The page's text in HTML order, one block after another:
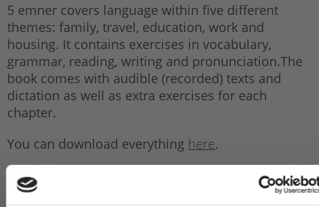
5 emner covers language within five different
themes: family, travel, education, work and
housing. It contains exercises in vocabulary,
grammar, reading, writing and pronunciation.The
book comes with audible (recorded) texts and
dictation as well as extra exercises for each
chapter.
You can download everything here.
Level: Medium